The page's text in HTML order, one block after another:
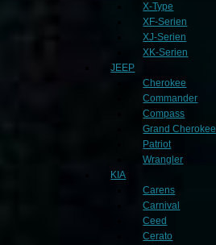
X-Type
XF-Serien
XJ-Serien
XK-Serien
JEEP
Cherokee
Commander
Compass
Grand Cherokee
Patriot
Wrangler
KIA
Carens
Carnival
Ceed
Cerato